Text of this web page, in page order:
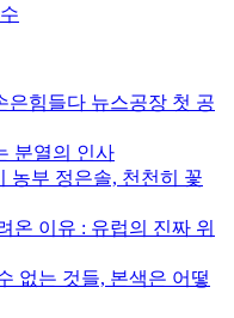
은힘들다 뉴스공장 첫 공
분열의 인사
농부 정은솔, 천천히 꽃
온 이유 : 유럽의 진짜 위
없는 것들, 본색은 어떻